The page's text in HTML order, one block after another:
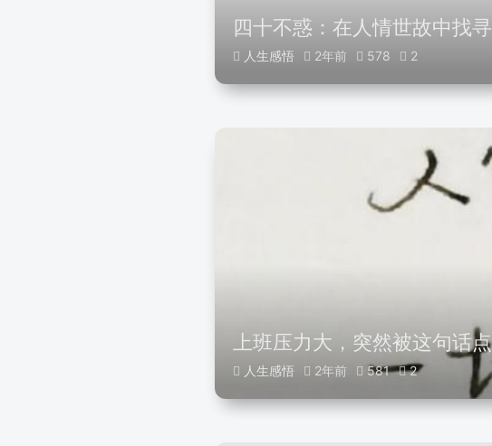
四十不惑：在人情世故中找
人生感悟 2年前 578 2
上班压力大，突然被这句话
人生感悟 2年前 581 2